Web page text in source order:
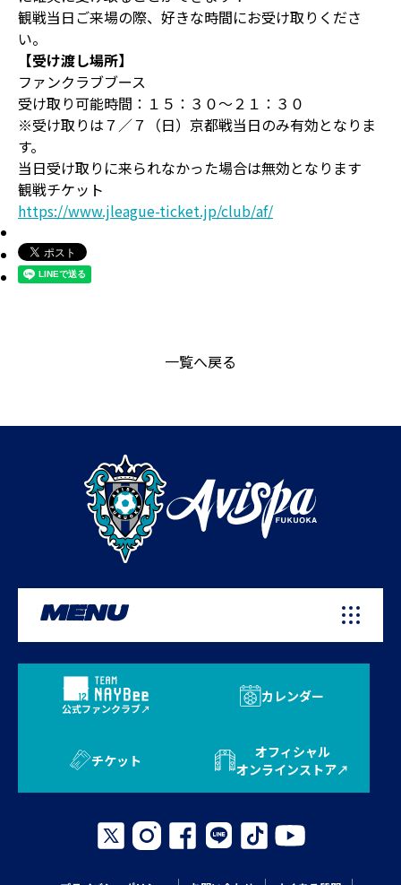
観戦当日ご来場の際、好きな時間にお受け取りくださ
い。
【受け渡し場所】
ファンクラブブース
受け取り可能時間：１５：３０～２１：３０
※受け取りは７／７（日）京都戦当日のみ有効となりま
す。
当日受け取りに来られなかった場合は無効となります
観戦チケット
https://www.jleague-ticket.jp/club/af/
一覧へ戻る
MENU
公式ファンクラブ
カレンダー
チケット
オフィシャル
オンラインストア